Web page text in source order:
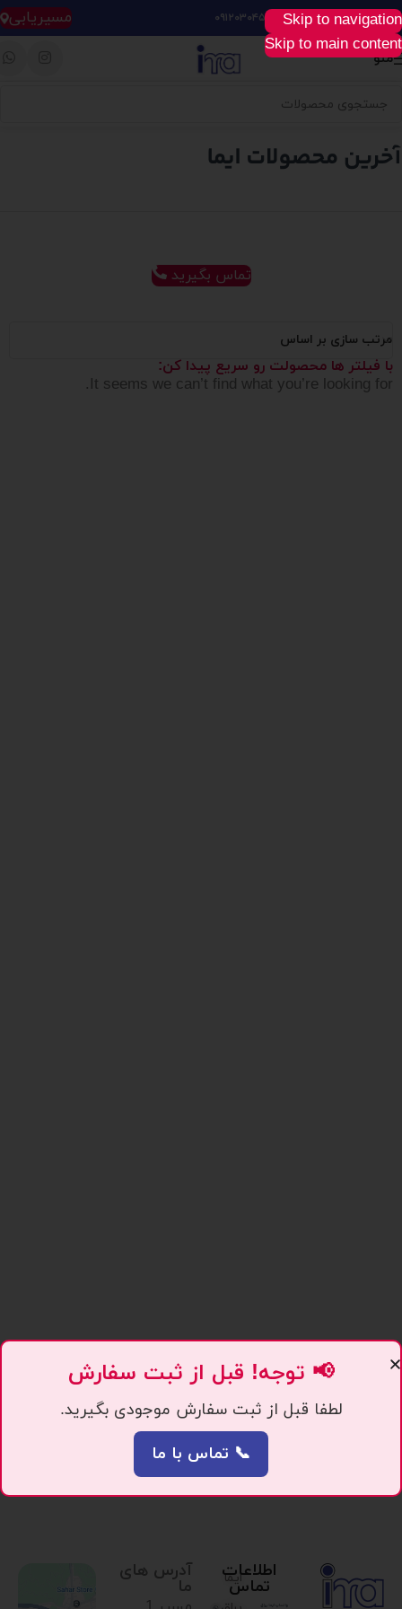
Skip to navigation
Skip to main content
خرید آسان، سریع و راحت : ۰۹۱۲۰۳۰۴۵۲۸ مسیریابی
منو
تماس بگیرید
مرتب سازی بر اساس
با فیلتر ها محصولت رو سریع پیدا کن:
It seems we can’t find what you’re looking for.
ایما
اطلاعات
تماس
آدرس های
ما
📢 توجه! قبل از ثبت سفارش
لطفا قبل از ثبت سفارش موجودی بگیرید.
📞 تماس با ما